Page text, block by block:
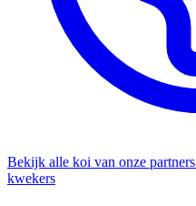
Bekijk alle koi van onze partners
kwekers